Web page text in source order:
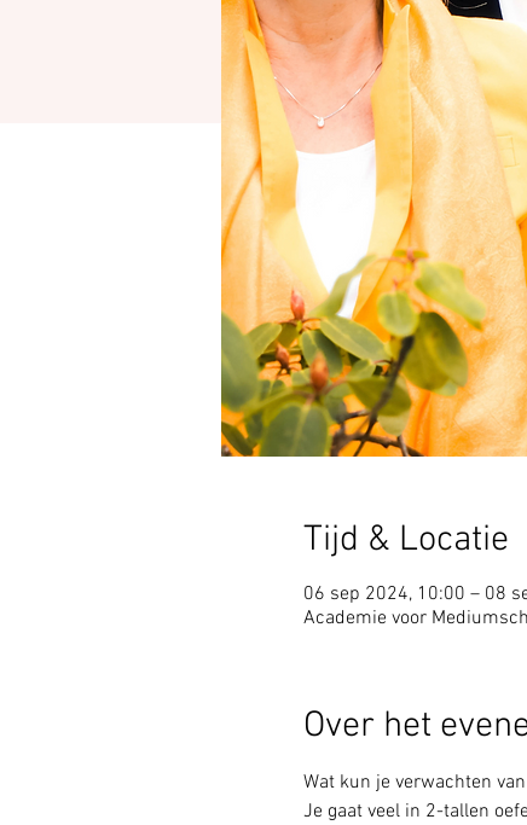
Tijd & Locatie
06 sep 2024, 10:00 – 08
Academie voor
Over het
Wat kun je verwachten
Je gaat veel in 2-tallen